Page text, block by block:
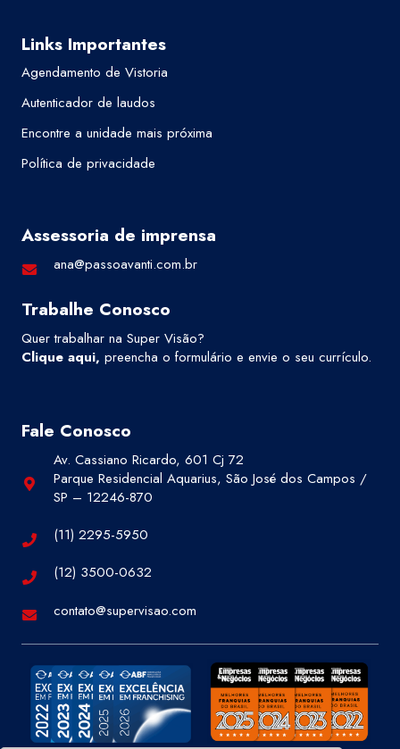
Links Importantes
Agendamento de Vistoria
Autenticador de laudos
Encontre a unidade mais próxima
Política de privacidade
Assessoria de imprensa
ana@passoavanti.com.br
Trabalhe Conosco
Quer trabalhar na Super Visão?
Clique aqui, preencha o formulário e envie o seu currículo.
Fale Conosco
Av. Cassiano Ricardo, 601 Cj 72
Parque Residencial Aquarius, São José dos Campos /
SP – 12246-870
(11) 2295-5950
(12) 3500-0632
contato@supervisao.com